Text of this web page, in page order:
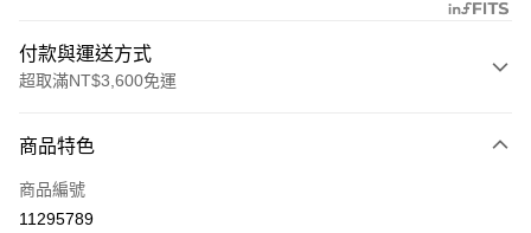
付款與運送方式
超取滿NT$3,600免運
信用卡一次付款
信用卡分期付款
商品特色
商品編號
11295789